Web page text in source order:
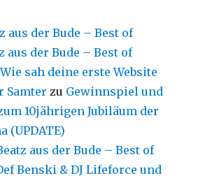
aus der Bude – Best of
aus der Bude – Best of
sah deine erste Website
Samter zu Gewinnspiel und
10jährigen Jubiläum der
(UPDATE)
aus der Bude – Best of
Benski & DJ Lifeforce und